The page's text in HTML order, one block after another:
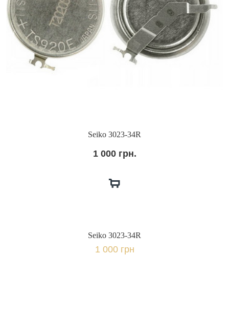
Seiko 3023-34R
1 000 грн.
Seiko 3023-34R
1 000 грн